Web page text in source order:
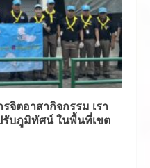
จิตอาสากิจกรรม เรา
รับภูมิทัศน์ ในพื้นที่เขต